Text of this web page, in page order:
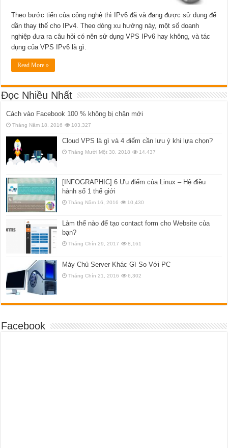
Theo bước tiến của công nghệ thì IPv6 đã và đang được sử dụng để
dần thay thế cho IPv4. Theo dòng xu hướng này, một số doanh
nghiệp đưa ra câu hỏi có nên sử dụng VPS IPv6 hay không, và tác
dụng của VPS IPv6 là gì.
Read More »
Đọc Nhiều Nhất
Cách vào Facebook 100 % không bị chặn mới
Tháng Năm 18, 2016 103,327
Cloud VPS là gì và 4 điểm cần lưu ý khi lựa chọn?
Tháng Mười Một 30, 2018 14,437
[INFOGRAPHIC] 6 Ưu điểm của Linux – Hệ điều
hành số 1 thế giới
Tháng Năm 16, 2016 10,430
Làm thế nào để tạo contact form cho Website của
bạn?
Tháng Chín 29, 2017 8,161
Máy Chủ Server Khác Gì So Với PC
Tháng Chín 21, 2016 6,302
Facebook